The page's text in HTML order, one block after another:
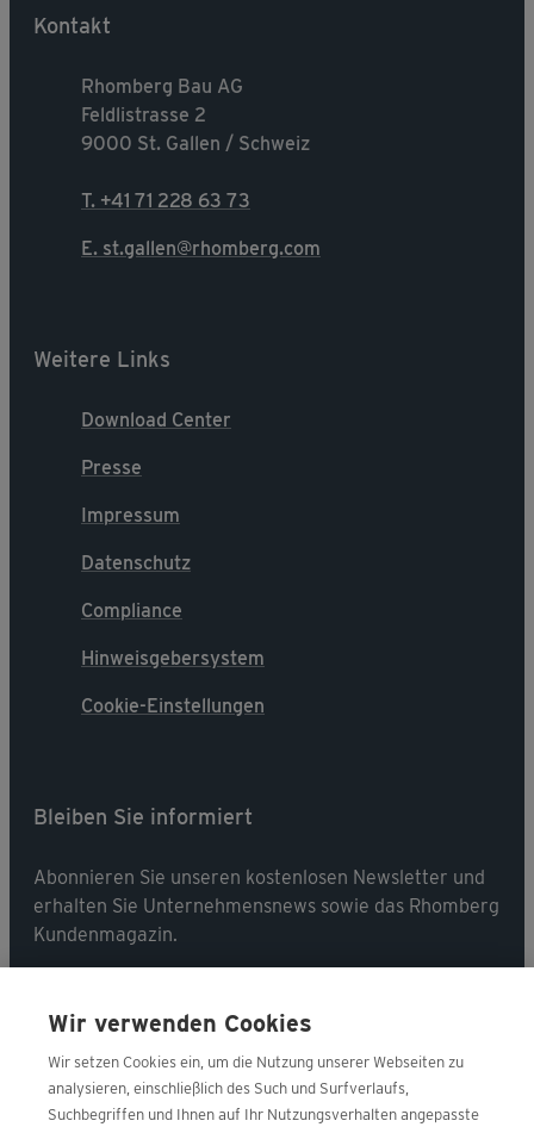
Kontakt
Rhomberg Bau AG
Feldlistrasse 2
9000 St. Gallen / Schweiz
T. +41 71 228 63 73
E. st.gallen@rhomberg.com
Weitere Links
Download Center
Presse
Impressum
Datenschutz
Compliance
Hinweisgebersystem
Cookie-Einstellungen
Bleiben Sie informiert
Abonnieren Sie unseren kostenlosen Newsletter und
erhalten Sie Unternehmensnews sowie das Rhomberg
Kundenmagazin.
Jetzt abonnieren
Wir verwenden Cookies
Wir setzen Cookies ein, um die Nutzung unserer Webseiten zu
analysieren, einschließlich des Such und Surfverlaufs,
Suchbegriffen und Ihnen auf Ihr Nutzungsverhalten angepasste